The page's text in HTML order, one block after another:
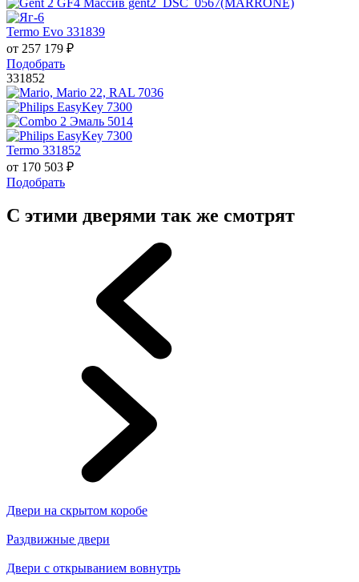
Termo Evo 331839
от 257 179 ₽
Подобрать
331852
Termo 331852
от 170 503 ₽
Подобрать
С этими дверями так же смотрят
Двери на скрытом коробе
Раздвижные двери
Двери с открыванием вовнутрь